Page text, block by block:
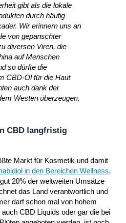
gibt als die lokale
durch häufig
Wir erinnern uns an
von gepanschter
diversen Viren, die
auf Menschen
so dürfte die
CBD-Öl für die Haut
auch dank der
Westen überzeugen.
CBD langfristig
Markt für Kosmetik und damit
in den Bereichen Wellness,
20% der weltweiten Umsätze
das Land verantwortlich und
darf schon mal von hohem
CBD Liquids oder gar die bei